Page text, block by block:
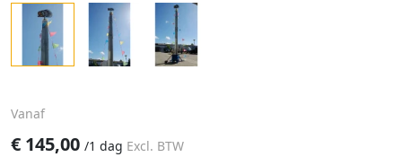
Vanaf
€ 145,00 /1 dag Excl. BTW